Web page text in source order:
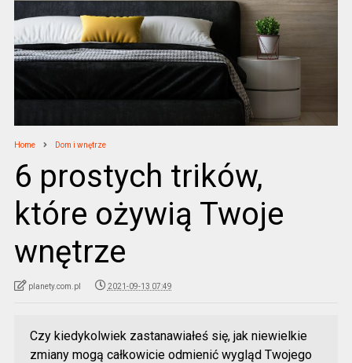
Home Dom i wnętrze
6 prostych trików,
które ożywią Twoje
wnętrze
planety.com.pl 2021-09-13 07:49
Czy kiedykolwiek zastanawiałeś się, jak niewielkie
zmiany mogą całkowicie odmienić wygląd Twojego